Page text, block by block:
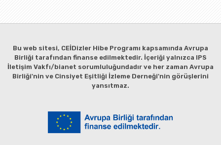
Bu web sitesi, CEİDizler Hibe Programı kapsamında Avrupa
Birliği tarafından finanse edilmektedir. İçeriği yalnızca IPS
İletişim Vakfı/bianet sorumluluğundadır ve her zaman Avrupa
Birliği'nin ve Cinsiyet Eşitliği İzleme Derneği'nin görüşlerini
yansıtmaz.